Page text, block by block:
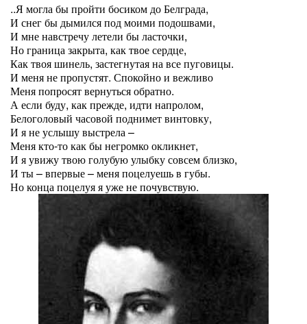
..Я могла бы пройти босиком до Белграда,
И снег бы дымился под моими подошвами,
И мне навстречу летели бы ласточки,
Но граница закрыта, как твое сердце,
Как твоя шинель, застегнутая на все пуговицы.
И меня не пропустят. Спокойно и вежливо
Меня попросят вернуться обратно.
А если буду, как прежде, идти напролом,
Белоголовый часовой поднимет винтовку,
И я не услышу выстрела –
Меня кто-то как бы негромко окликнет,
И я увижу твою голубую улыбку совсем близко,
И ты – впервые – меня поцелуешь в губы.
Но конца поцелуя я уже не почувствую.